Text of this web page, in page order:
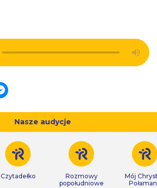
Nasze audycje
Czytadełko
Rozmowy
popołudniowe
Mój